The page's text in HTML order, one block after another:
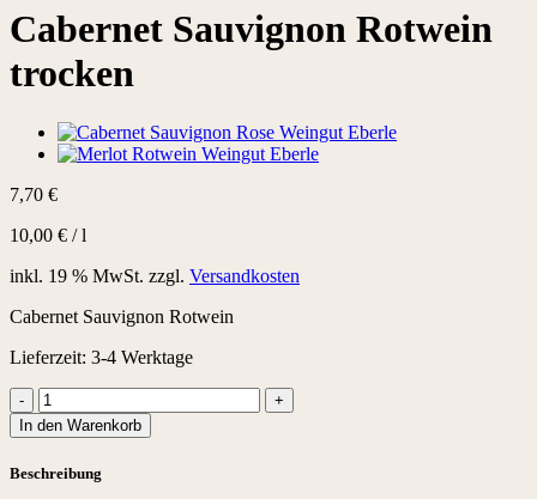
Cabernet Sauvignon Rotwein
trocken
7,70 €
10,00 € /l
inkl. 19 % MwSt. zzgl. Versandkosten
Cabernet Sauvignon Rotwein
Lieferzeit: 3-4 Werktage
Cabernet
Sauvignon
Rotwein
Menge
In den Warenkorb
Beschreibung